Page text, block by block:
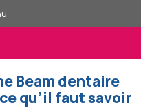
Beam dentaire
qu’il faut savoir